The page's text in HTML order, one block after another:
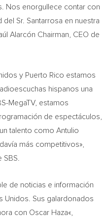
Nos enorgullece contar con
Sr. Santarrosa en nuestra
Alarcón Chairman, CEO de
y Puerto Rico estamos
hispanos una
MegaTV, estamos
de espectáculos,
talento como Antulio
más competitivos»,
de noticias e información
Unidos. Sus galardonados
con Oscar Haza«,